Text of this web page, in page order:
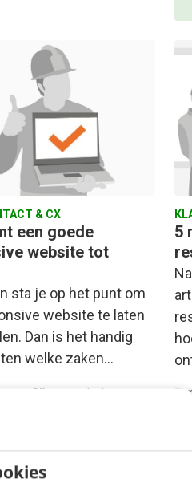
& CX
een goede
website tot
sta je op het punt om
website te laten
Dan is het handig
welke zaken…
13 jaar geleden
5